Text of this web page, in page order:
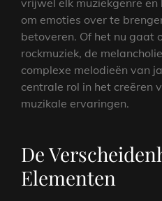
vrijwel elk muziekgenre
om emoties over te
betoveren. Of het nu gaat
rockmuziek, de
complexe melodieën van
centrale rol in het creëren
muzikale ervaringen.
De
Elementen